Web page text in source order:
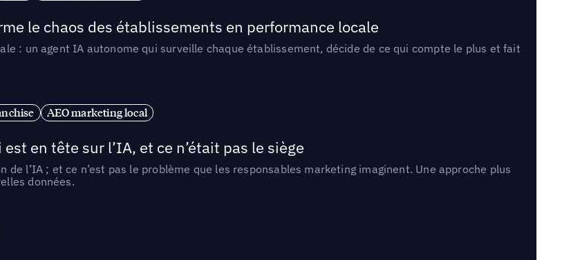
le chaos des établissements en performance locale
: un agent IA autonome qui surveille chaque établissement, décide de ce qui compte le plus et fait
AEO marketing local
en tête sur l’IA, et ce n’était pas le siège
de l’IA ; et ce n’est pas le problème que les responsables marketing imaginent. Une approche plus
données.